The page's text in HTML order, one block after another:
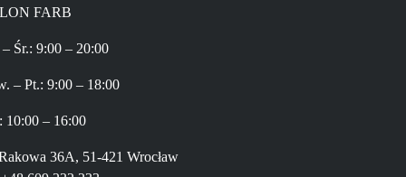
FARB
– Śr.: 9:00 – 20:00
– Pt.: 9:00 – 18:00
10:00 – 16:00
36A, 51-421 Wrocław